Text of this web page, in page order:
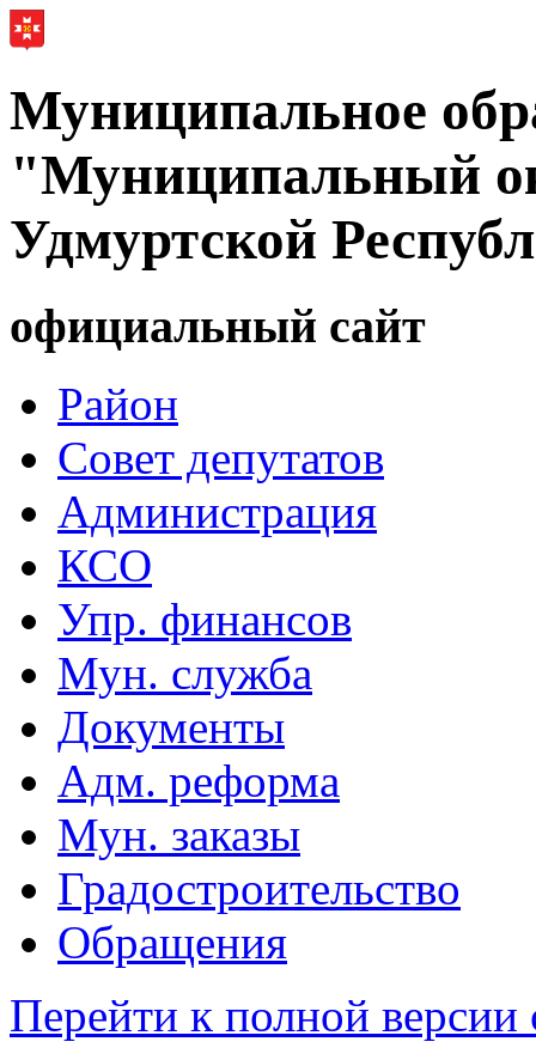
Муниципальное
"Муниципальный
Удмуртской
официальный сайт
Район
Совет депутатов
Администрация
КСО
Упр. финансов
Мун. служба
Документы
Адм. реформа
Мун. заказы
Градостроительство
Обращения
Перейти к полной версии